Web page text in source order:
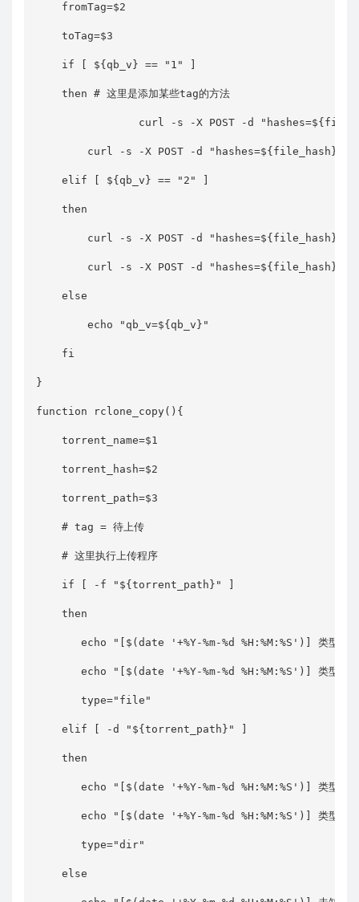
    fromTag=$2
    toTag=$3
    if [ ${qb_v} == "1" ]
    then # 这里是添加某些tag的方法
curl -s -X POST -d
curl -s -X POST -d
    elif [ ${qb_v} == "2" ]
    then
curl -s -X POST -d
curl -s -X POST -d
    else
        echo "qb_v=${qb_v}"
    fi
}
function rclone_copy(){
    torrent_name=$1
    torrent_hash=$2
    torrent_path=$3
    # tag = 待上传
    # 这里执行上传程序
    if [ -f "${torrent_path}" ]
    then
echo "[$(date '+%Y-%m-%d %H:%M:%S')] 类型：
echo "[$(date '+%Y-%m-%d %H:%M:%S')] 类型：
       type="file"
    elif [ -d "${torrent_path}" ]
    then
echo "[$(date '+%Y-%m-%d %H:%M:%S')] 类型：
echo "[$(date '+%Y-%m-%d %H:%M:%S')] 类型：
       type="dir"
    else